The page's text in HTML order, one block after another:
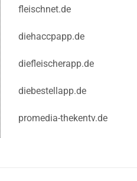
fleischnet.de
diehaccpapp.de
diefleischerapp.de
diebestellapp.de
promedia-thekentv.de